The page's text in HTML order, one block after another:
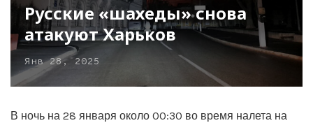
Русские «шахеды» снова
атакуют Харьков
Янв 28, 2025
В ночь на 28 января около 00:30 во время налета на